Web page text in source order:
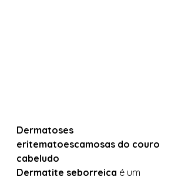
Dermatoses
eritematoescamosas do couro
cabeludo
Dermatite seborreica é um